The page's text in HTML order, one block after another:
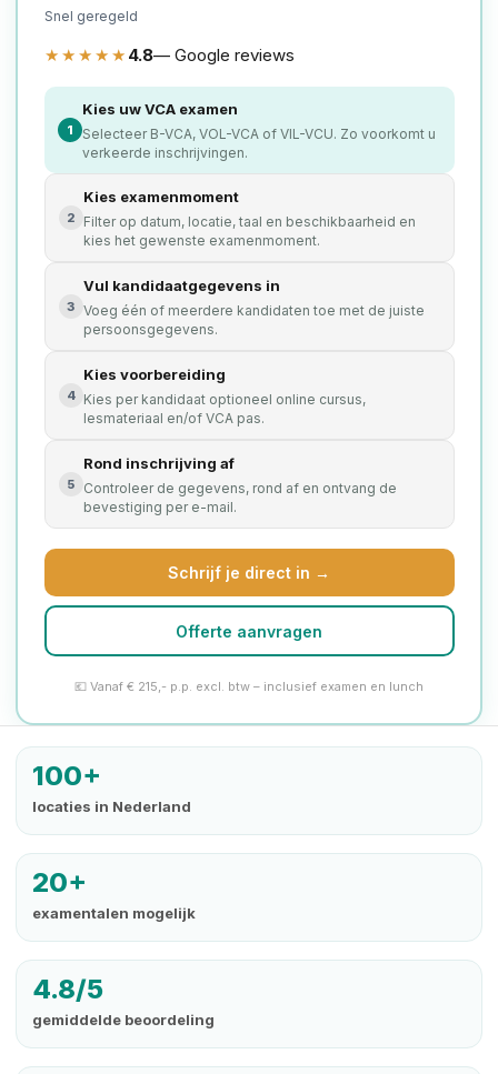
Snel geregeld
★★★★★ 4.8— Google reviews
1
Kies uw VCA examen
Selecteer B-VCA, VOL-VCA of VIL-VCU. Zo voorkomt u
verkeerde inschrijvingen.
2
Kies examenmoment
Filter op datum, locatie, taal en beschikbaarheid en
kies het gewenste examenmoment.
3
Vul kandidaatgegevens in
Voeg één of meerdere kandidaten toe met de juiste
persoonsgegevens.
4
Kies voorbereiding
Kies per kandidaat optioneel online cursus,
lesmateriaal en/of VCA pas.
5
Rond inschrijving af
Controleer de gegevens, rond af en ontvang de
bevestiging per e-mail.
Schrijf je direct in →
Offerte aanvragen
💶 Vanaf € 215,- p.p. excl. btw – inclusief examen en lunch
100+
locaties in Nederland
20+
examentalen mogelijk
4.8/5
gemiddelde beoordeling